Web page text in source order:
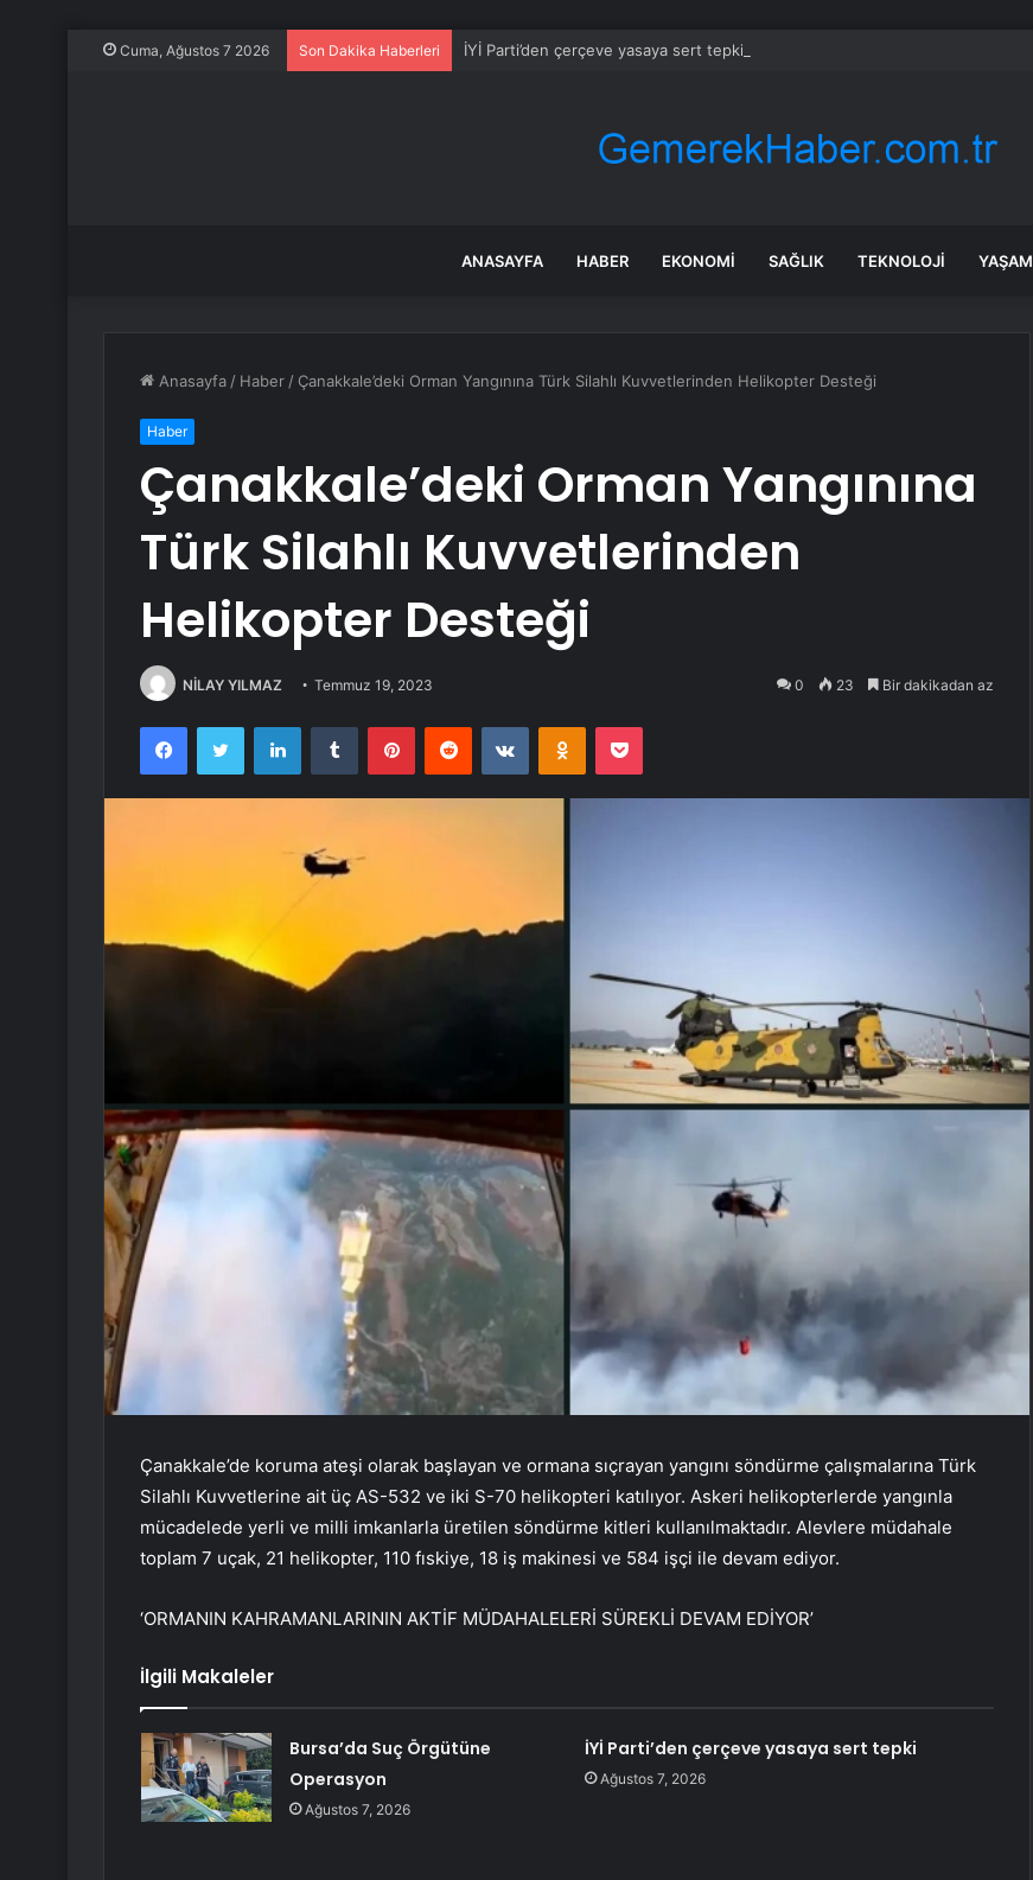
Cuma, Ağustos 7 2026 Son Dakika Haberleri İYİ Parti’den çerçeve yasaya sert tepki
ANASAYFA HABER EKONOMI SAĞLIK TEKNOLOJI YAŞAM
Anasayfa / Haber / Çanakkale’deki Orman Yangınına Türk Silahlı Kuvvetlerinden Helikopter Desteği
Haber
Çanakkale’deki Orman Yangınına
Türk Silahlı Kuvvetlerinden
Helikopter Desteği
NİLAY YILMAZ Temmuz 19, 2023 0 23 Bir dakikadan az
FacebookTwitter LinkedInTumblr PinterestReddit VKontakteOdnoklassniki
Pocket
Çanakkale’de koruma ateşi olarak başlayan ve ormana sıçrayan yangını söndürme çalışmalarına Türk
Silahlı Kuvvetlerine ait üç AS-532 ve iki S-70 helikopteri katılıyor. Askeri helikopterlerde yangınla
mücadelede yerli ve milli imkanlarla üretilen söndürme kitleri kullanılmaktadır. Alevlere müdahale
toplam 7 uçak, 21 helikopter, 110 fıskiye, 18 iş makinesi ve 584 işçi ile devam ediyor.
‘ORMANIN KAHRAMANLARININ AKTİF MÜDAHALELERİ SÜREKLİ DEVAM EDİYOR’
İlgili Makaleler
Bursa’da Suç Örgütüne
Operasyon
Ağustos 7, 2026
İYİ Parti’den çerçeve yasaya sert tepki
Ağustos 7, 2026